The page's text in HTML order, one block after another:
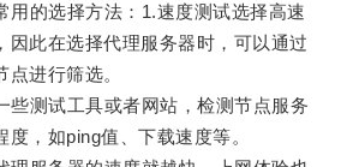
的选择方法：1.速度测试选择高速
因此在选择代理服务器时，可以通过
进行筛选。
测试工具或者网站，检测节点服务
，如ping值、下载速度等。